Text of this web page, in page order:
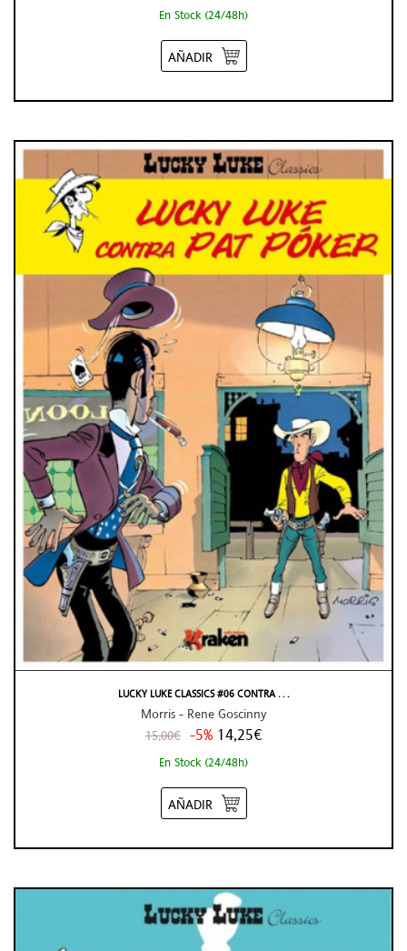
En Stock (24/48h)
AÑADIR
LUCKY LUKE CLASSICS #06 CONTRA . . .
Morris - Rene Goscinny
15,00€ -5% 14,25€
En Stock (24/48h)
AÑADIR